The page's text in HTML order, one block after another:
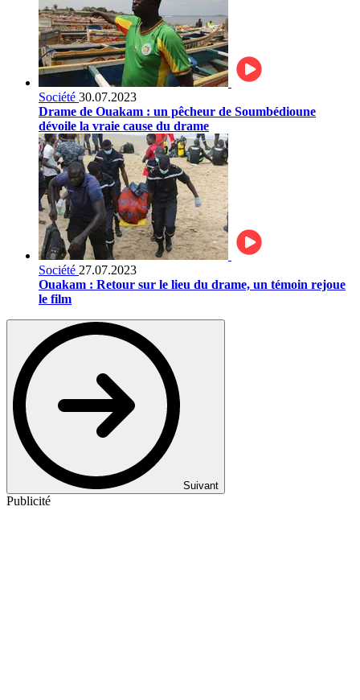
Société 30.07.2023
Drame de Ouakam : un pêcheur de Soumbédioune
dévoile la vraie cause du drame
Société 27.07.2023
Ouakam : Retour sur le lieu du drame, un témoin rejoue
le film
Suivant
Publicité